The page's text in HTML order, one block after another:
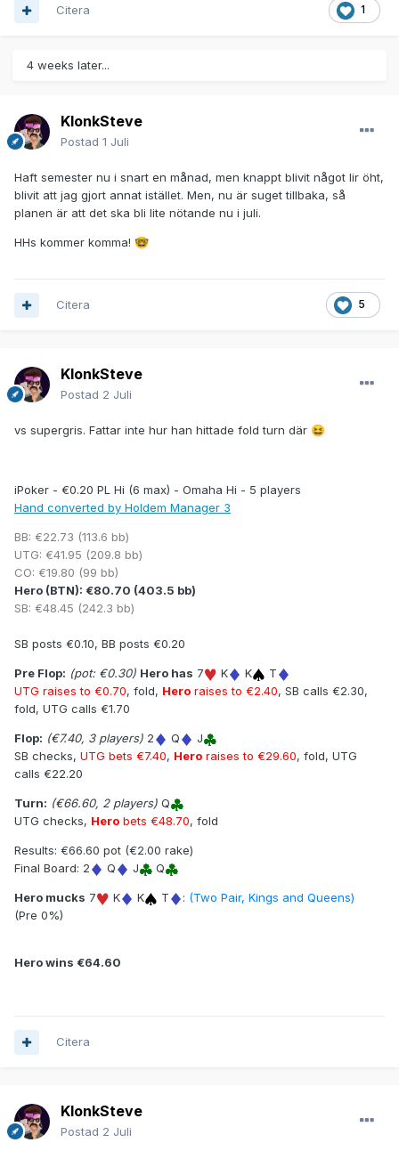
1
Citera
4 weeks later...
KlonkSteve
Postad 1 Juli
Haft semester nu i snart en månad, men knappt blivit något lir öht,
blivit att jag gjort annat istället. Men, nu är suget tillbaka, så
planen är att det ska bli lite nötande nu i juli.
HHs kommer komma! 🤓
5
Citera
KlonkSteve
Postad 2 Juli
vs supergris. Fattar inte hur han hittade fold turn där 😆
iPoker - €0.20 PL Hi (6 max) - Omaha Hi - 5 players
Hand converted by Holdem Manager 3
BB: €22.73 (113.6 bb)
UTG: €41.95 (209.8 bb)
CO: €19.80 (99 bb)
Hero (BTN): €80.70 (403.5 bb)
SB: €48.45 (242.3 bb)
SB posts €0.10, BB posts €0.20
Pre Flop: (pot: €0.30) Hero has 7 K K
T
UTG raises to €0.70, fold, Hero raises to €2.40, SB calls €2.30,
fold, UTG calls €1.70
Flop: (€7.40, 3 players) 2 Q
J
SB checks, UTG bets €7.40, Hero raises to €29.60, fold, UTG
calls €22.20
Turn: (€66.60, 2 players) Q
UTG checks, Hero bets €48.70, fold
Results: €66.60 pot (€2.00 rake)
Final Board: 2
Q J Q
Hero mucks 7 K K T : (Two Pair, Kings and Queens)
(Pre 0%)
Hero wins €64.60
Citera
KlonkSteve
Postad 2 Juli